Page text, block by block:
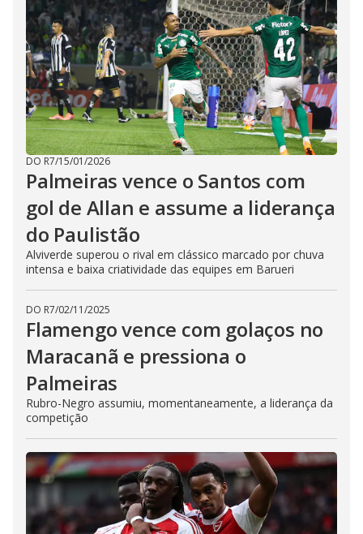
DO R7/15/01/2026
Palmeiras vence o Santos com
gol de Allan e assume a liderança
do Paulistão
Alviverde superou o rival em clássico marcado por chuva
intensa e baixa criatividade das equipes em Barueri
DO R7/02/11/2025
Flamengo vence com golaços no
Maracanã e pressiona o
Palmeiras
Rubro-Negro assumiu, momentaneamente, a liderança da
competição